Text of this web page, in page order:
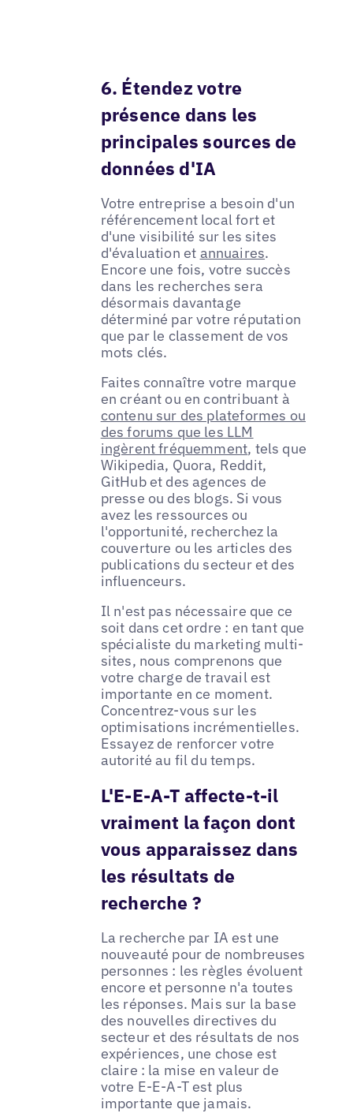
6. Étendez votre
présence dans les
principales sources de
données d'IA
Votre entreprise a besoin d'un
référencement local fort et
d'une visibilité sur les sites
d'évaluation et annuaires.
Encore une fois, votre succès
dans les recherches sera
désormais davantage
déterminé par votre réputation
que par le classement de vos
mots clés.
Faites connaître votre marque
en créant ou en contribuant à
contenu sur des plateformes ou
des forums que les LLM
ingèrent fréquemment, tels que
Wikipedia, Quora, Reddit,
GitHub et des agences de
presse ou des blogs. Si vous
avez les ressources ou
l'opportunité, recherchez la
couverture ou les articles des
publications du secteur et des
influenceurs.
Il n'est pas nécessaire que ce
soit dans cet ordre : en tant que
spécialiste du marketing multi-
sites, nous comprenons que
votre charge de travail est
importante en ce moment.
Concentrez-vous sur les
optimisations incrémentielles.
Essayez de renforcer votre
autorité au fil du temps.
L'E-E-A-T affecte-t-il
vraiment la façon dont
vous apparaissez dans
les résultats de
recherche ?
La recherche par IA est une
nouveauté pour de nombreuses
personnes : les règles évoluent
encore et personne n'a toutes
les réponses. Mais sur la base
des nouvelles directives du
secteur et des résultats de nos
expériences, une chose est
claire : la mise en valeur de
votre E-E-A-T est plus
importante que jamais.